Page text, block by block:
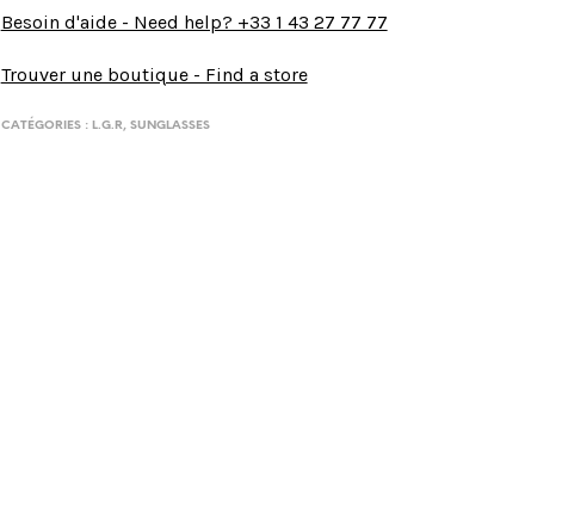
Besoin d'aide - Need help? +33 1 43 27 77 77
Trouver une boutique - Find a store
CATÉGORIES : L.G.R, SUNGLASSES